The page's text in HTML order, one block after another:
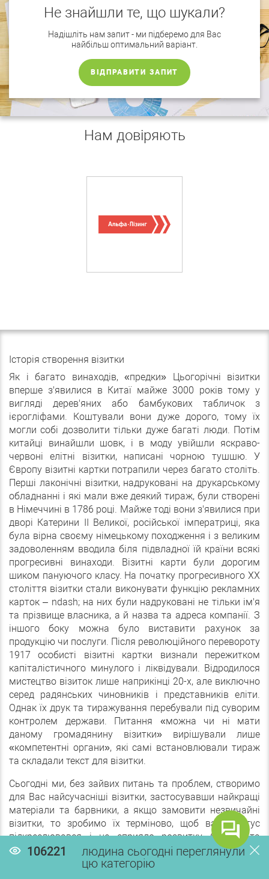
Не знайшли те, що шукали?
Надішліть нам запит - ми підберемо для Вас
найбільш оптимальний варіант.
ВІДПРАВИТИ ЗАПИТ
Нам довіряють
Історія створення візитки
Як і багато винаходів, «предки» Цьогорічні візитки
вперше з'явилися в Китаї майже 3000 років тому у
вигляді дерев'яних або бамбукових табличок з
ієрогліфами. Коштували вони дуже дорого, тому їх
могли собі дозволити тільки дуже багаті люди. Потім
китайці винайшли шовк, і в моду увійшли яскраво-
червоні елітні візитки, написані чорною тушшю. У
Європу візитні картки потрапили через багато століть.
Перші лаконічні візитки, надруковані на друкарському
обладнанні і які мали вже деякий тираж, були створені
в Німеччині в 1786 році. Майже тоді вони з'явилися при
дворі Катерини II Великої, російської імператриці, яка
була вірна своєму німецькому походження і з великим
задоволенням вводила біля підвладної їй країни всякі
прогресивні винаходи. Візитні карти були дорогим
шиком пануючого класу. На початку прогресивного ХХ
століття візитки стали виконувати функцію рекламних
карток – ndash; на них були надруковані не тільки ім'я
та прізвище власника, а й назва та адреса компанії. З
іншого боку можна було виставити рахунок за
продукцію чи послуги. Після революційного перевороту
1917 особисті візитні картки визнали пережитком
капіталістичного минулого і ліквідували. Відродилося
мистецтво візиток лише наприкінці 20-х, але виключно
серед радянських чиновників і представників еліти.
Однак їх друк та тиражування перебували під суворим
контролем держави. Питання «можна чи ні мати
даному громадянину візитки» вирішували лише
«компетентні органи», які самі встановлювали тираж
та складали текст для візитки.
Сьогодні ми, без зайвих питань та проблем, створимо
для Вас найсучасніші візитки, застосувавши найкращі
матеріали та барвники, а якщо замовити незвичайні
візитки, то зробимо їх терміново, щоб ваш статус
підкреслювався і це сприяло розвитку бізнесу та
залученню нових клієнтів.
106221
людина сьогодні переглянули
цю категорію